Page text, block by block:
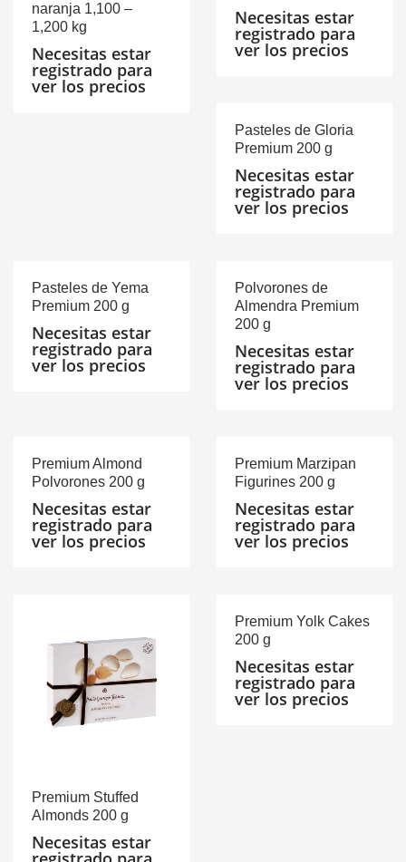
naranja 1,100 –
1,200 kg
Necesitas estar
registrado para
ver los precios
Necesitas estar
registrado para
ver los precios
Pasteles de Gloria
Premium 200 g
Necesitas estar
registrado para
ver los precios
Pasteles de Yema
Premium 200 g
Necesitas estar
registrado para
ver los precios
Polvorones de
Almendra Premium
200 g
Necesitas estar
registrado para
ver los precios
Premium Almond
Polvorones 200 g
Necesitas estar
registrado para
ver los precios
Premium Marzipan
Figurines 200 g
Necesitas estar
registrado para
ver los precios
Premium Stuffed
Almonds 200 g
Necesitas estar
Premium Yolk Cakes
200 g
Necesitas estar
registrado para
ver los precios